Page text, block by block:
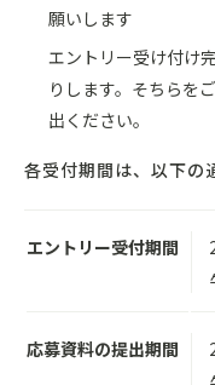
願いします
エントリー受け付け
りします。そちらを
出ください。
各受付期間は、以下の
エントリー受付期間
応募資料の提出期間